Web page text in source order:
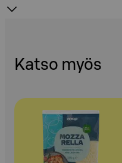
Katso myös